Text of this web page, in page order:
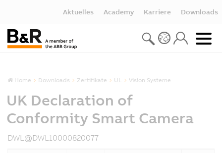
Aktuelles Academy Karriere Downloads
Home Downloads Zertifikate UL Vision Systeme
UK Declaration of
Conformity Smart Camera
DWL@DWL10000820077